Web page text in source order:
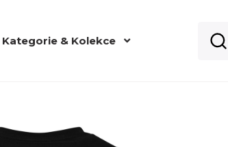
Kategorie & Kolekce